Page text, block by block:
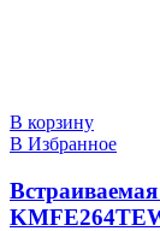
В корзину
В Избранное